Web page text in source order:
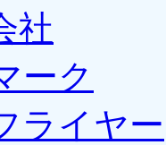
社
ーク
ライヤー